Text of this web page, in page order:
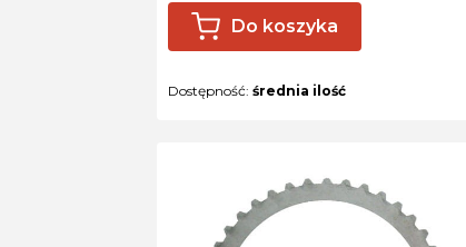
Do koszyka
Dostępność: średnia ilość